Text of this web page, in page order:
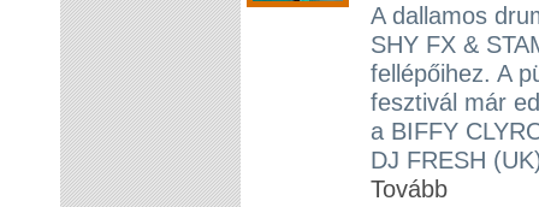
A dallamos
SHY FX &
fellépőihez. A
fesztivál már
a BIFFY
DJ FRESH
Tovább